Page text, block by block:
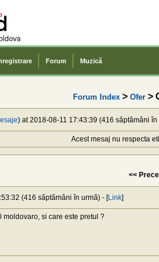
Forum Muzică
Forum Index> Ofer>
) at 2018-08-11 17:43:39 (416 săptămâni în
Acest mesaj nu respecta
<<
(416 săptămâni în urmă) - [Link]
moldovaro, si care este pretul ?